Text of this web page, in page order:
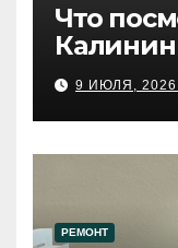
Что
9 ИЮЛЯ, 2026
РЕМОНТ